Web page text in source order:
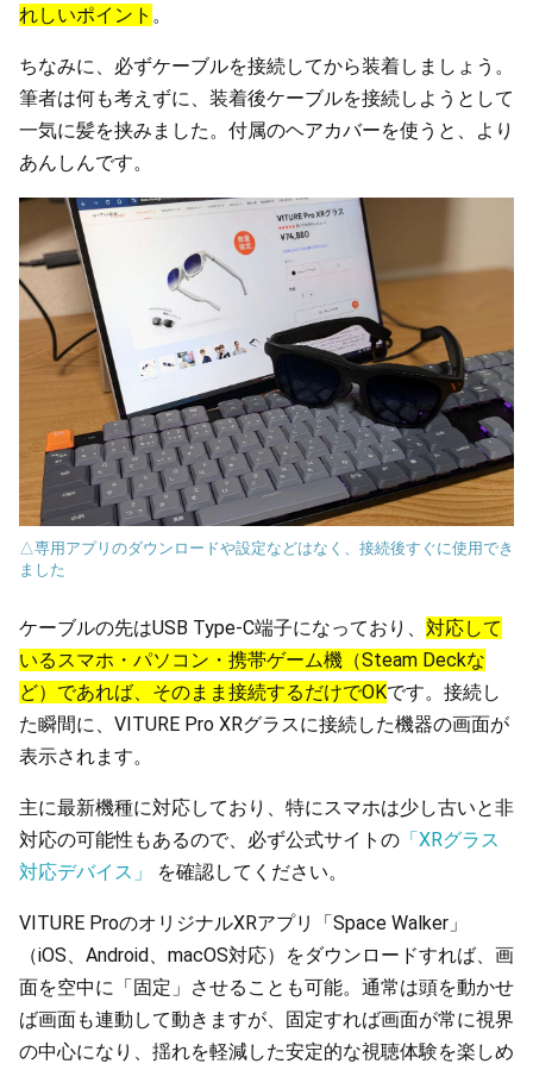
れしいポイント 。
ちなみに、必ずケーブルを接続してから装着しましょう。
筆者は何も考えずに、装着後ケーブルを接続しようとして
一気に髪を挟みました。付属のヘアカバーを使うと、より
あんしんです。
△専用アプリのダウンロードや設定などはなく、接続後すぐに使用でき
ました
ケーブルの先はUSB Type-C端子になっており、 対応して
いるスマホ・パソコン・携帯ゲーム機（Steam Deckな
ど）であれば、そのまま接続するだけでOKです。接続し
た瞬間に、VITURE Pro XRグラスに接続した機器の画面が
表示されます。
主に最新機種に対応しており、特にスマホは少し古いと非
対応の可能性もあるので、必ず公式サイトの 「XRグラス
対応デバイス」
を確認してください。
VITURE ProのオリジナルXRアプリ「Space Walker」
（iOS、Android、macOS対応）をダウンロードすれば、画
面を空中に「固定」させることも可能。通常は頭を動かせ
ば画面も連動して動きますが、固定すれば画面が常に視界
の中心になり、揺れを軽減した安定的な視聴体験を楽しめ